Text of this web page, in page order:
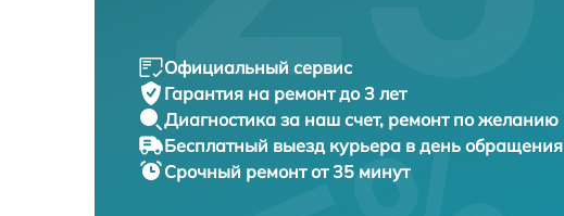
Официальный сервис
Гарантия на ремонт до 3 лет
Диагностика за наш счет, ремонт по желанию
Бесплатный выезд курьера в день обращения
Срочный ремонт от 35 минут